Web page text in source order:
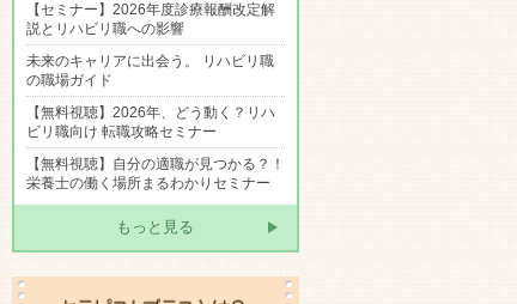
【セミナー】2026年度診療報酬改定解
説とリハビリ職への影響
未来のキャリアに出会う。 リハビリ職
の職場ガイド
【無料視聴】2026年、どう動く？リハ
ビリ職向け 転職攻略セミナー
【無料視聴】自分の適職が見つかる？！
栄養士の働く場所まるわかりセミナー
もっと見る